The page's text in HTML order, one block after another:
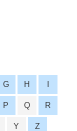
G H
P Q R
Y Z